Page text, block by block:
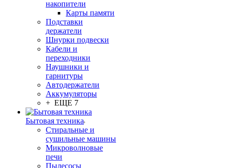
накопители
Карты памяти
Подставки
держатели
Шнурки подвески
Кабели и
переходники
Наушники и
гарнитуры
Автодержатели
Аккумуляторы
+ ЕЩЕ 7
Бытовая техника
Стиральные и
сушильные машины
Микроволновые
печи
Пылесосы